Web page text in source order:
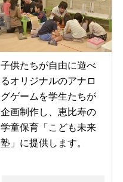
子供たちが自由に遊べ
るオリジナルのアナロ
グゲームを学生たちが
企画制作し、恵比寿の
学童保育「こども未来
塾」に提供します。